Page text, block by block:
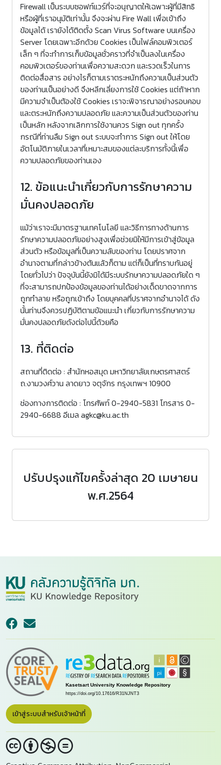
Firewall เป็นระบบซอฟท์แวร์ที่จะอนุญาตให้เฉพาะผู้ที่มีสิทธิ
หรือผู้ที่เราอนุมัติเท่านั้น จึงจะผ่าน Fire Wall เพื่อเข้าถึง
ข้อมูลได้ เรายังได้ติดตั้ง Scan Virus Software บนเครื่อง
Server โดยเฉพาะอีกด้วย Cookies เป็นไฟล์คอมพิวเตอร์
เล็ก ๆ ที่จะทำการเก็บข้อมูลชั่วคราวที่จำเป็นลงในเครื่อง
คอมพิวเตอร์ของท่านเพื่อความสะดวก และรวดเร็วในการ
ติดต่อสื่อสาร อย่างไรก็ตามเราตระหนักถึงความเป็นส่วนตัว
ของท่านเป็นอย่างดี จึงหลีกเลี่ยงการใช้ Cookies แต่ถ้าหาก
มีความจำเป็นต้องใช้ Cookies เราจะพิจารณาอย่างรอบคอบ
และตระหนักถึงความปลอดภัย และความเป็นส่วนตัวของท่าน
เป็นหลัก หลังจากเลิกการใช้งานควร Sign out ทุกครั้ง
กรณีที่ท่านลืม Sign out ระบบจะทำการ Sign out ให้โดย
อัตโนมัติภายในเวลาที่เหมาะสมของแต่ละบริการทั้งนี้เพื่อ
ความปลอดภัยของท่านเอง
12. ข้อแนะนำเกี่ยวกับการรักษาความ
มั่นคงปลอดภัย
แม้ว่าเราจะมีมาตรฐานเทคโนโลยี และวิธีการทางด้านการ
รักษาความปลอดภัยอย่างสูงเพื่อช่วยมิให้มีการเข้าสู่ข้อมูล
ส่วนตัว หรือข้อมูลที่เป็นความลับของท่าน โดยปราศจาก
อำนาจตามที่กล่าวข้างต้นแล้วก็ตาม แต่ก็เป็นที่ทราบกันอยู่
โดยทั่วไปว่า ปัจจุบันนี้ยังมิได้มีระบบรักษาความปลอดภัยใด ๆ
ที่จะสามารถปกป้องข้อมูลของท่านได้อย่างเด็ดขาดจากการ
ถูกทำลาย หรือถูกเข้าถึง โดยบุคคลที่ปราศจากอำนาจได้ ดัง
นั้นท่านจึงควรปฏิบัติตามข้อแนะนำ เกี่ยวกับการรักษาความ
มั่นคงปลอดภัยดังต่อไปนี้ด้วยคือ
13. ที่ติดต่อ
สถานที่ติดต่อ : สำนักหอสมุด มหาวิทยาลัยเกษตรศาสตร์
ถ.งามวงศ์วาน ลาดยาว จตุจักร กรุงเทพฯ 10900
ช่องทางการติดต่อ : โทรศัพท์ 0-2940-5831 โทรสาร 0-
2940-6688 อีเมล agkc@ku.ac.th
ปรับปรุงแก้ไขครั้งล่าสุด 20 เมษายน
พ.ศ.2564
เข้าสู่ระบบสำหรับเจ้าหน้าที่